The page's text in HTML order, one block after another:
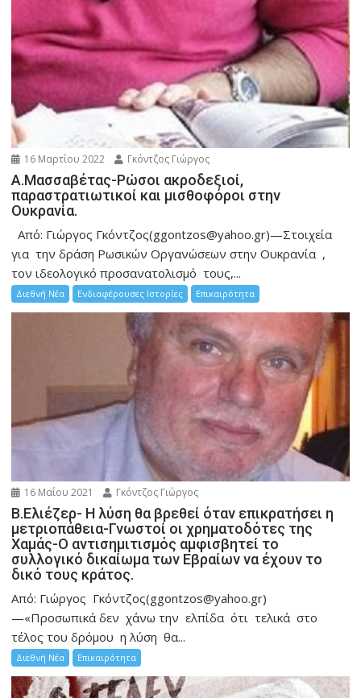
16 Μαρτίου 2022 Γκόντζος Γιώργος
Α.Μασσαβέτας-Ρώσοι ακροδεξιοί,
παραστρατιωτικοί και μισθοφόροι στην
Ουκρανία.
Από: Γιώργος Γκόντζος(ggontzos@yahoo.gr)—Στοιχεία
για την δράση Ρωσικών Οργανώσεων στην Ουκρανία ,
τον ιδεολογικό προσανατολισμό τους,...
Διεθνή Νέα Ενδιαφέρουσες Ιστορίες Επικαιρότητα
16 Μαΐου 2021 Γκόντζος Γιώργος
Β.Ελιέζερ- Η λύση θα βρεθεί όταν επικρατήσει η
μετριοπάθεια-Γνωστοί οι χρηματοδότες της
Χαμάς-Ο αντισημιτισμός αμφισβητεί το
συλλογικό δικαίωμα των Εβραίων να έχουν το
δικό τους κράτος.
Από: Γιώργος Γκόντζος(ggontzos@yahoo.gr)
—«Προσωπικά δεν χάνω την ελπίδα ότι τελικά στο
τέλος του δρόμου η λύση θα...
Διεθνή Νέα Επικαιρότητα